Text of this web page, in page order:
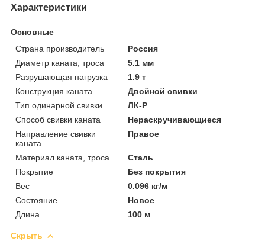
Характеристики
Основные
Страна производитель
Россия
Диаметр каната, троса
5.1 мм
Разрушающая нагрузка
1.9 т
Конструкция каната
Двойной свивки
Тип одинарной свивки
ЛК-Р
Способ свивки каната
Нераскручивающиеся
Направление свивки
каната
Правое
Материал каната, троса
Сталь
Покрытие
Без покрытия
Вес
0.096 кг/м
Состояние
Новое
Длина
100 м
Скрыть